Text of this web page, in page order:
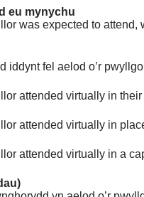
eu mynychu
was expected to
iddynt fel aelod o’r
attended virtually in
attended virtually in
attended virtually in a